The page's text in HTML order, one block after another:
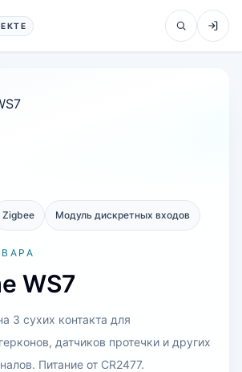
Zigbee Модуль дискретных входов
WS7
3 сухих контакта для
датчиков протечки и других
Питание от CR2477.